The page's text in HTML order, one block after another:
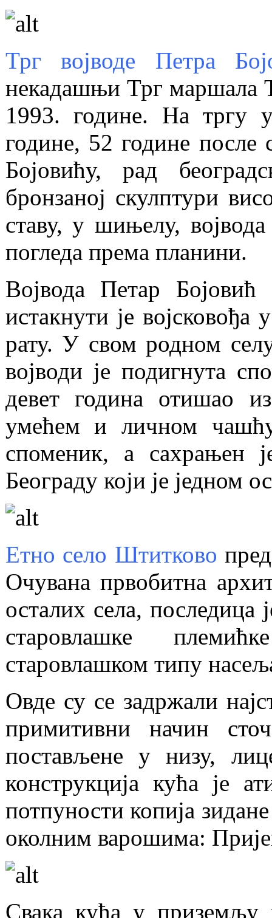
Трг војводе Петра
некадашњи Трг маршала
1993. године. На тргу
године, 52 године после
Бојовићу, рад
бронзаној скулптури
ставу, у шињелу,
погледа према планини.
Војвода Петар
истакнути је
рату. У свом родном
војводи је подигнута
девет година отишао
умећем и личном
споменик, а сахрањен
Београду који је једном
Етно село Штитково
Очувана првобитна
осталих села, последица
старовлашке
старовлашком типу
Овде су се задржали
примитивни начин
постављене у низу,
конструкција кућа је
потпуности копија
околним варошима:
Свака кућа у приземљу